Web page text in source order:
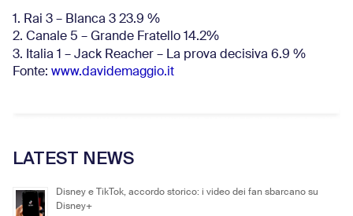
1. Rai 3 – Blanca 3 23.9 %
2. Canale 5 – Grande Fratello 14.2%
3. Italia 1 – Jack Reacher – La prova decisiva 6.9 %
Fonte: www.davidemaggio.it
LATEST NEWS
Disney e TikTok, accordo storico: i video dei fan sbarcano su
Disney+